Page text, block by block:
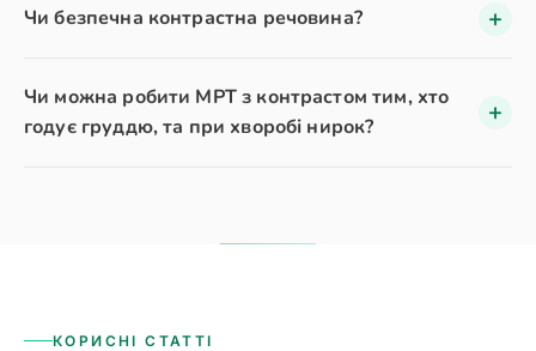
Чи безпечна контрастна речовина?
Чи можна робити МРТ з контрастом тим, хто
годує груддю, та при хворобі нирок?
КОРИСНІ СТАТТІ